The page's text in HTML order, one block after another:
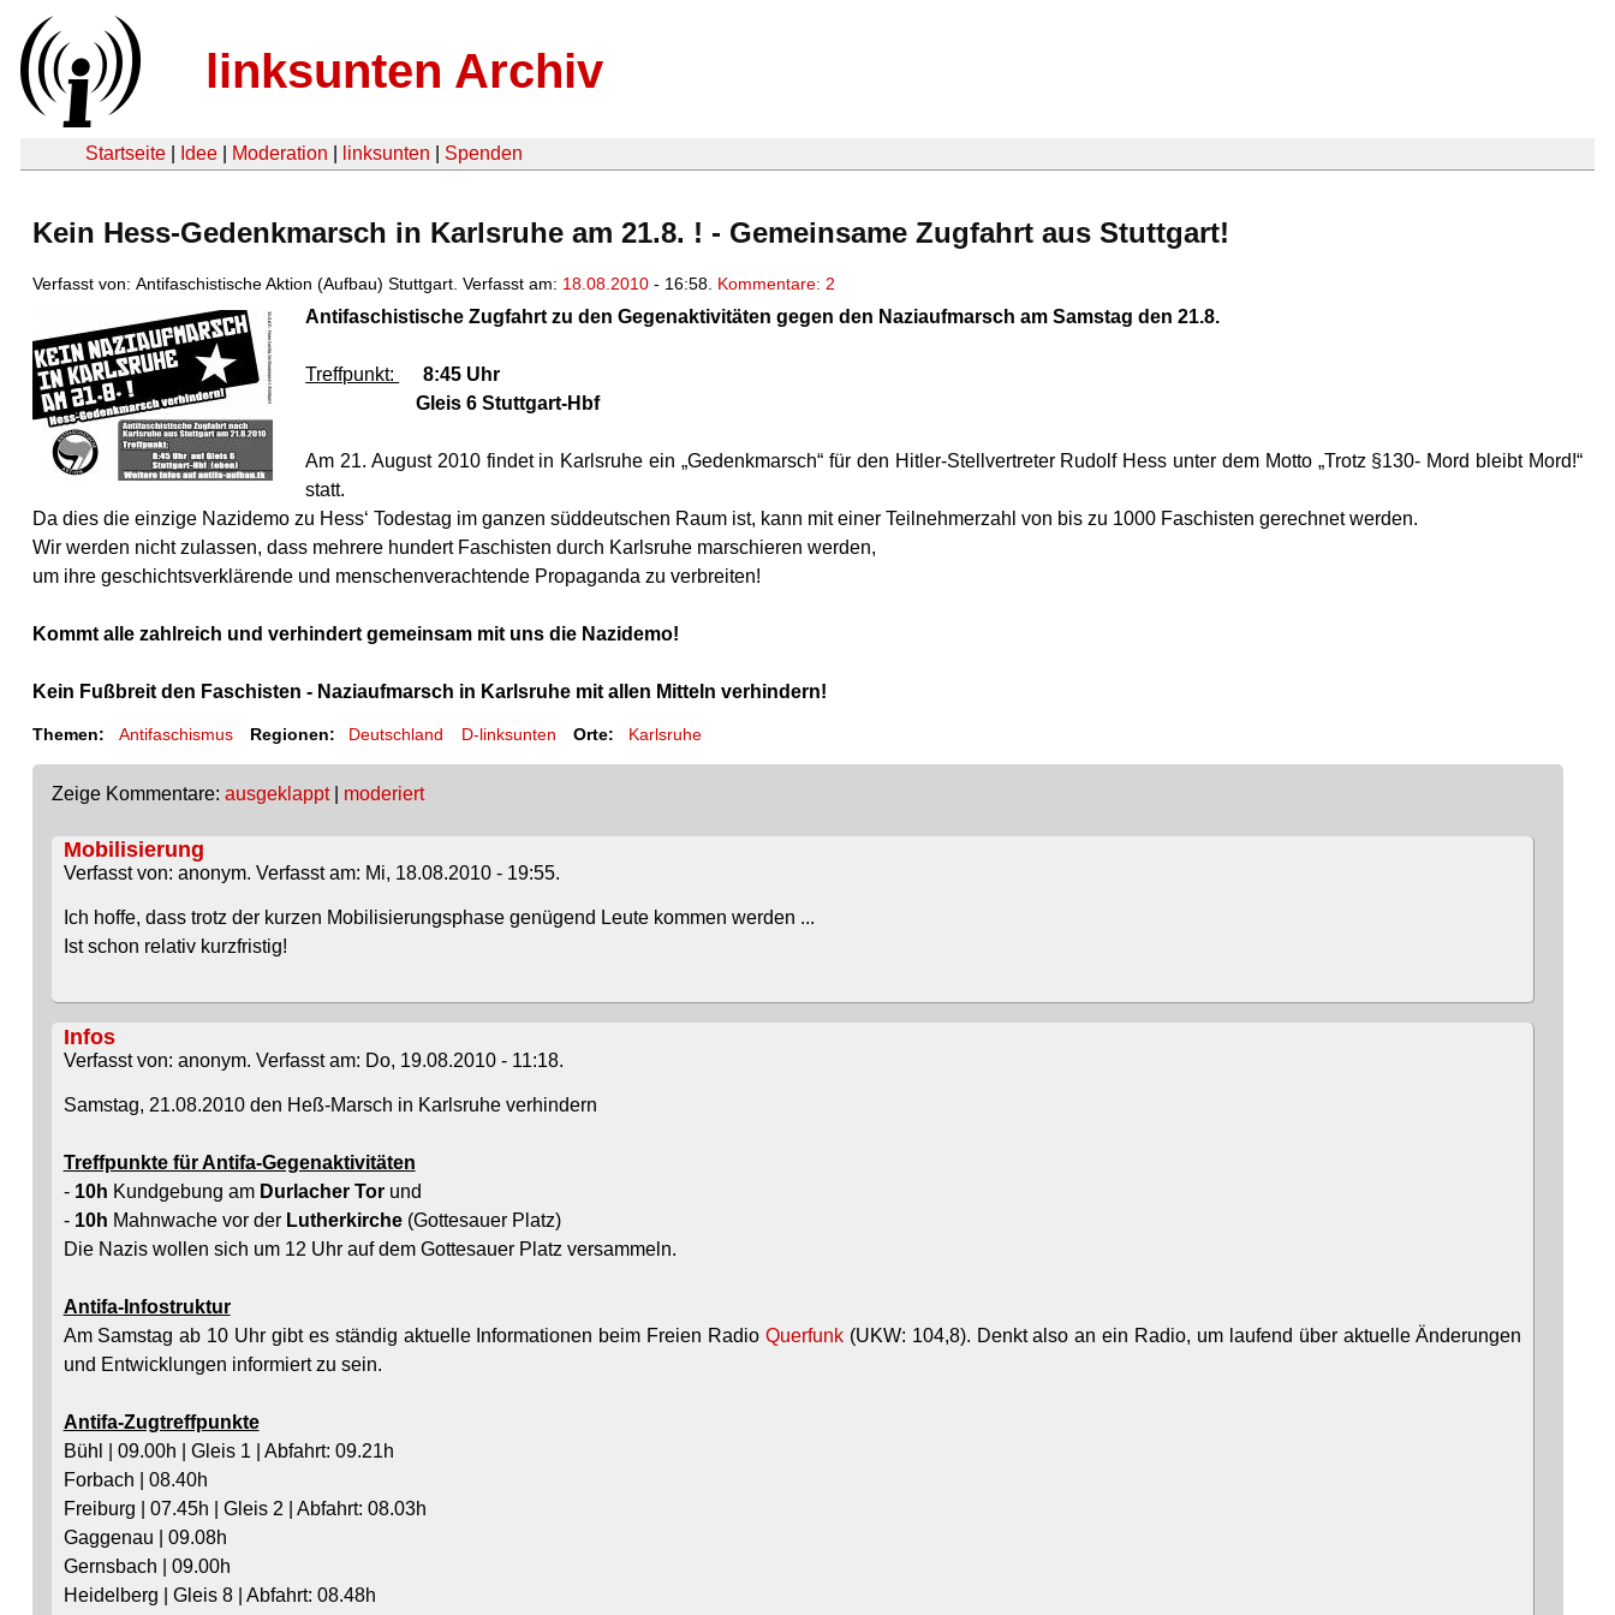
linksunten Archiv
Startseite Idee Moderation linksunten Spenden
Kein Hess-Gedenkmarsch in Karlsruhe am 21.8. ! - Gemeinsame Zugfahrt aus Stuttgart!
Verfasst von: Antifaschistische Aktion (Aufbau) Stuttgart. Verfasst am: 18.08.2010 - 16:58. Kommentare: 2
Antifaschistische Zugfahrt zu den Gegenaktivitäten gegen den Naziaufmarsch am Samstag den 21.8.
Treffpunkt:
8:45 Uhr
Gleis 6 Stuttgart-Hbf
Am 21. August 2010 findet in Karlsruhe ein „Gedenkmarsch“ für den Hitler-Stellvertreter Rudolf Hess unter dem Motto „Trotz §130- Mord bleibt Mord!“
statt.
Da dies die einzige Nazidemo zu Hess‘ Todestag im ganzen süddeutschen Raum ist, kann mit einer Teilnehmerzahl von bis zu 1000 Faschisten gerechnet werden.
Wir werden nicht zulassen, dass mehrere hundert Faschisten durch Karlsruhe marschieren werden,
um ihre geschichtsverklärende und menschenverachtende Propaganda zu verbreiten!
Kommt alle zahlreich und verhindert gemeinsam mit uns die Nazidemo!
Kein Fußbreit den Faschisten - Naziaufmarsch in Karlsruhe mit allen Mitteln verhindern!
Themen: Antifaschismus Regionen: Deutschland D-linksunten Orte: Karlsruhe
Zeige Kommentare: ausgeklappt| moderiert
Mobilisierung
Verfasst von: anonym. Verfasst am: Mi, 18.08.2010 - 19:55.
Ich hoffe, dass trotz der kurzen Mobilisierungsphase genügend Leute kommen werden ...
Ist schon relativ kurzfristig!
Infos
Verfasst von: anonym. Verfasst am: Do, 19.08.2010 - 11:18.
Samstag, 21.08.2010 den Heß-Marsch in Karlsruhe verhindern
Treffpunkte für Antifa-Gegenaktivitäten
- 10h Kundgebung am Durlacher Torund
- 10h Mahnwache vor der Lutherkirche (Gottesauer Platz)
Die Nazis wollen sich um 12 Uhr auf dem Gottesauer Platz versammeln.
Antifa-Infostruktur
Am Samstag ab 10 Uhr gibt es ständig aktuelle Informationen beim Freien Radio Querfunk (UKW: 104,8). Denkt also an ein Radio, um laufend über aktuelle Änderungen
und Entwicklungen informiert zu sein.
Antifa-Zugtreffpunkte
Bühl | 09.00h | Gleis 1 | Abfahrt: 09.21h
Forbach | 08.40h
Freiburg | 07.45h | Gleis 2 | Abfahrt: 08.03h
Gaggenau | 09.08h
Gernsbach | 09.00h
Heidelberg | Gleis 8 | Abfahrt: 08.48h